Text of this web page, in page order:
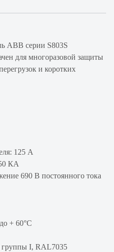
ABB серии S803S
для многоразовой защиты
и коротких
125 А
КА
690 В постоянного тока
+ 60°С
группы I, RAL7035